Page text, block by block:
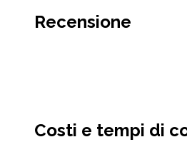
Recensione
Costi e tempi di